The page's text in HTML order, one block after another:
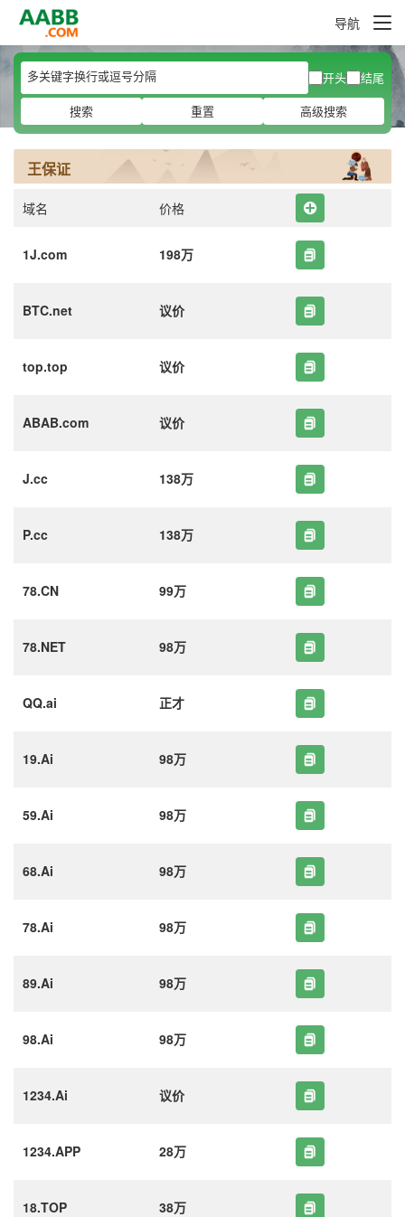
导航
开头
结尾
搜索
重置 高级搜索
王保证
域名 价格
1J.com 198万
BTC.net 议价
top.top 议价
ABAB.com 议价
J.cc 138万
P.cc 138万
78.CN 99万
78.NET 98万
QQ.ai 正才
19.Ai 98万
59.Ai 98万
68.Ai 98万
78.Ai 98万
89.Ai 98万
98.Ai 98万
1234.Ai 议价
1234.APP 28万
18.TOP 38万